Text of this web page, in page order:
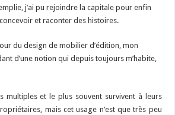
j’ai pu rejoindre la capitale pour enfin
et raconter des histoires.
du design de mobilier d’édition, mon
d’une notion qui depuis toujours m’habite,
multiples et le plus souvent survivent à leurs
mais cet usage n’est que très peu